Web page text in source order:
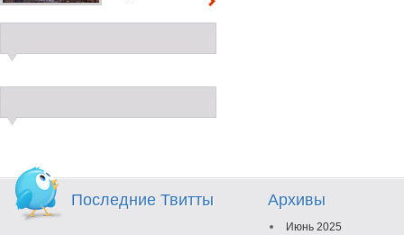
Последние Твитты Архивы
Июнь 2025